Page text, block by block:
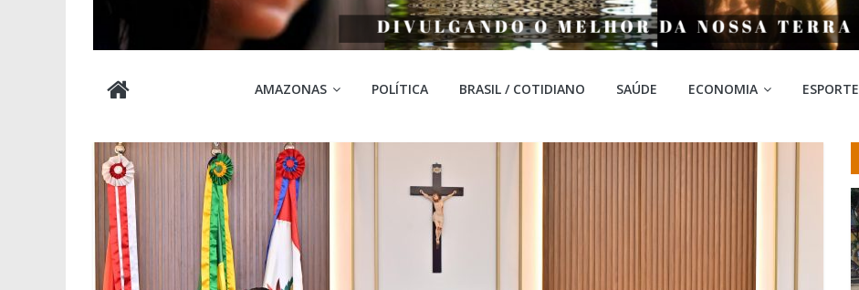
Cabocla
AMAZONAS POLÍTICA BRASIL / COTIDIANO SAÚDE ECONOMIA ESPORTE